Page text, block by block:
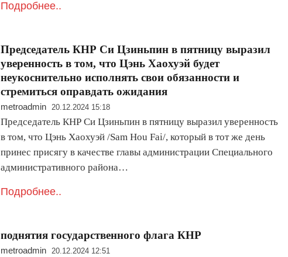
Подробнее..
Председатель КНР Си Цзиньпин в пятницу выразил
уверенность в том, что Цэнь Хаохуэй будет
неукоснительно исполнять свои обязанности и
стремиться оправдать ожидания
metroadmin 20.12.2024 15:18
Председатель КНР Си Цзиньпин в пятницу выразил уверенность
в том, что Цэнь Хаохуэй /Sam Hou Fai/, который в тот же день
принес присягу в качестве главы администрации Специального
административного района…
Подробнее..
поднятия государственного флага КНР
metroadmin 20.12.2024 12:51